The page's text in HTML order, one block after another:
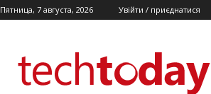
Пятница, 7 августа, 2026 Увійти / приєднатися